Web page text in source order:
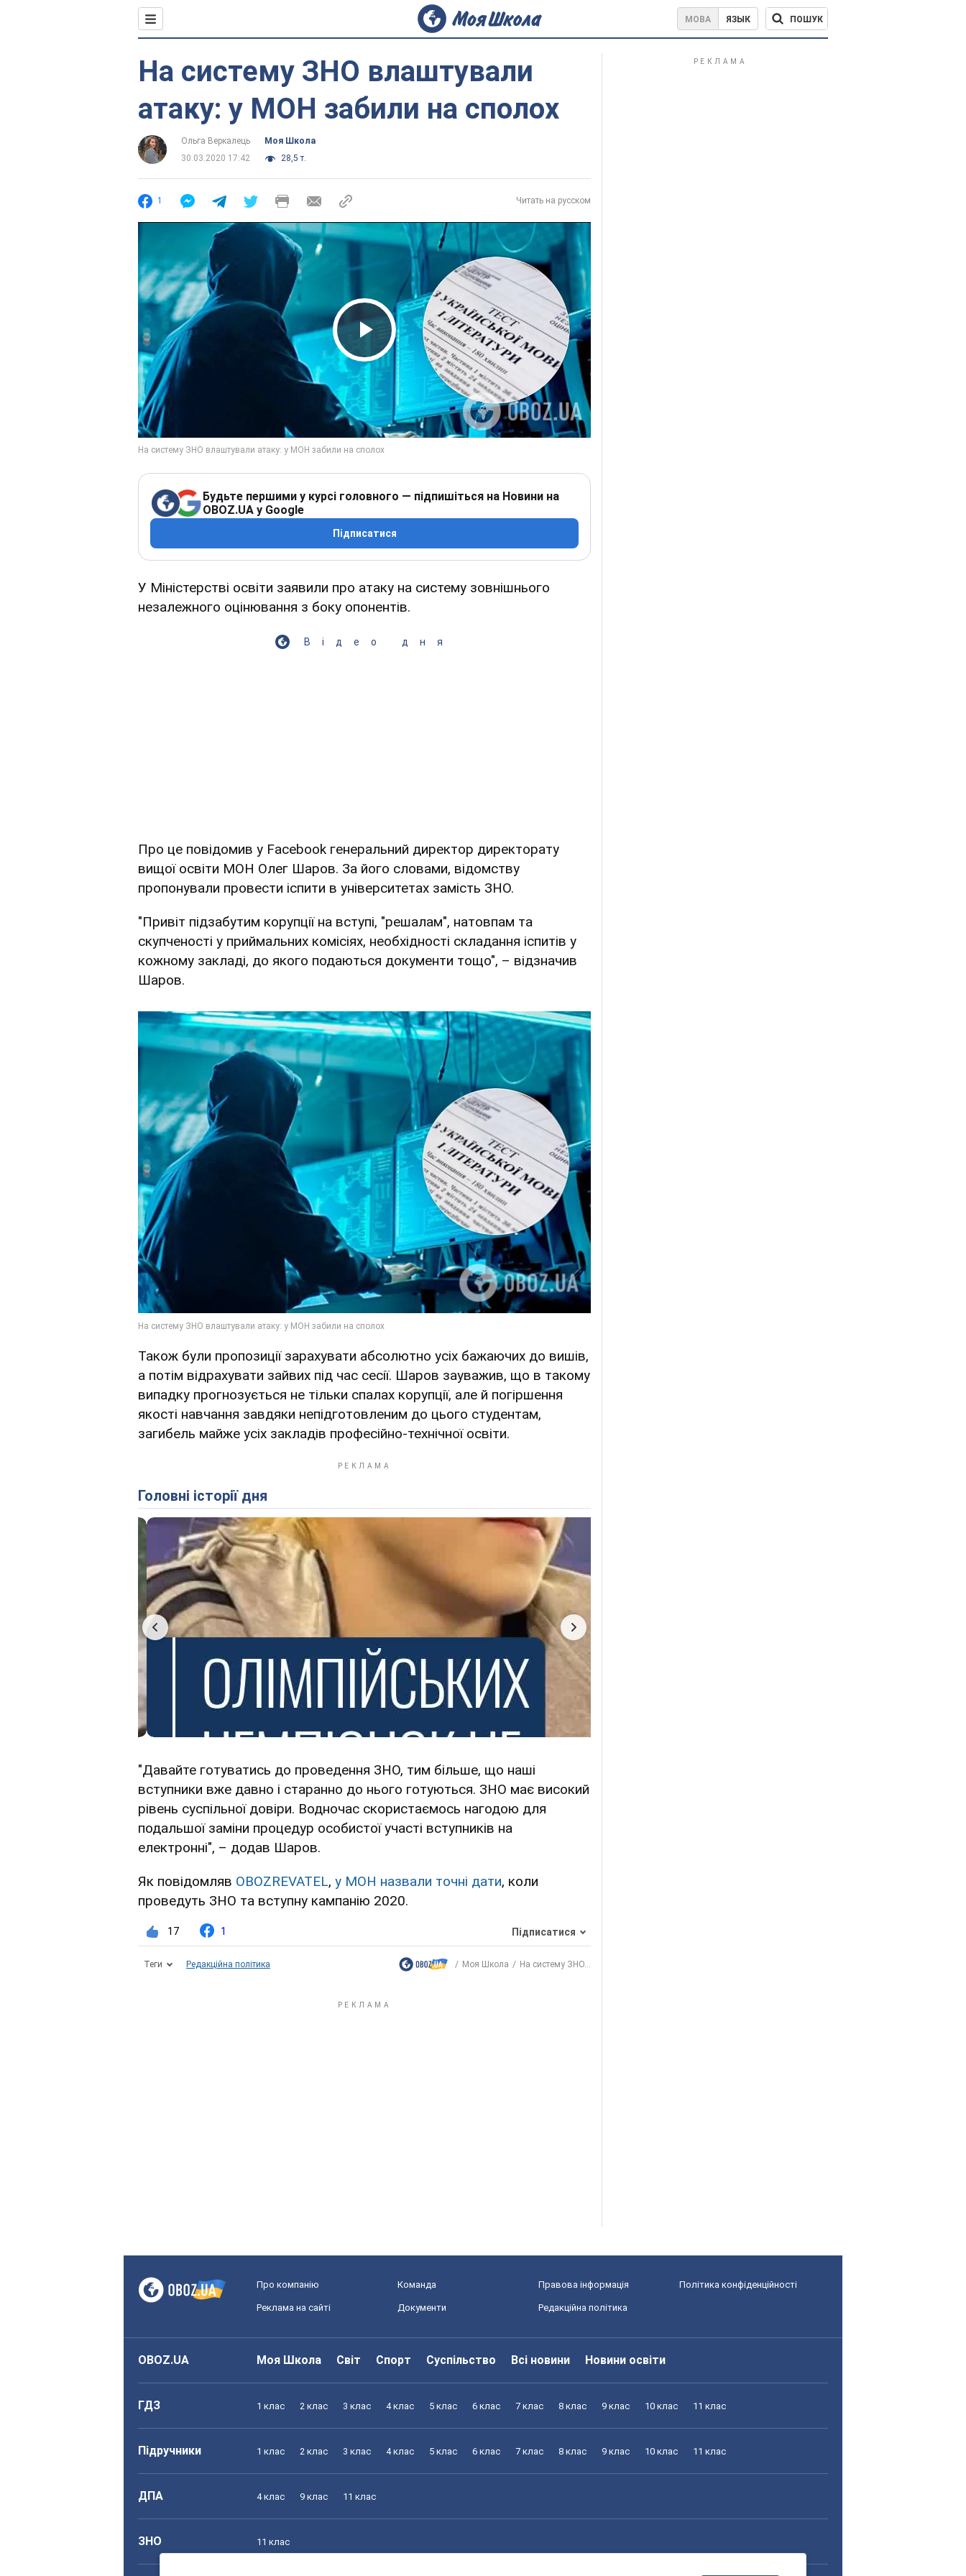
МОВА ЯЗЫК ПОШУК
На систему ЗНО влаштували
атаку: у МОН забили на сполох
Ольга Веркалець
Моя Школа
30.03.2020 17:42
28,5 т.
1 Читать на русском
Play Video
Будьте першими у курсі головного — підпишіться на Новини на
OBOZ.UA у Google
Підписатися
У Міністерстві освіти заявили про атаку на систему зовнішнього
незалежного оцінювання з боку опонентів.
Відео дня
Про це повідомив у Facebook генеральний директор директорату
вищої освіти МОН Олег Шаров. За його словами, відомству
пропонували провести іспити в університетах замість ЗНО.
"Привіт підзабутим корупції на вступі, "решалам", натовпам та
скупченості у приймальних комісіях, необхідності складання іспитів у
кожному закладі, до якого подаються документи тощо", – відзначив
Шаров.
Також були пропозиції зарахувати абсолютно усіх бажаючих до вишів,
а потім відрахувати зайвих під час сесії. Шаров зауважив, що в такому
випадку прогнозується не тільки спалах корупції, але й погіршення
якості навчання завдяки непідготовленим до цього студентам,
загибель майже усіх закладів професійно-технічної освіти.
Головні історії дня
"Давайте готуватись до проведення ЗНО, тим більше, що наші
вступники вже давно і старанно до нього готуються. ЗНО має високий
рівень суспільної довіри. Водночас скористаємось нагодою для
подальшої заміни процедур особистої участі вступників на
електронні", – додав Шаров.
Як повідомляв OBOZREVATEL, у МОН назвали точні дати, коли
проведуть ЗНО та вступну кампанію 2020.
17 1 Підписатися
Теги Редакційна політика Моя Школа На систему ЗНО...
Про компанію Команда Правова інформація Політика конфіденційності
Реклама на сайті Документи Редакційна політика
OBOZ.UA Моя Школа Світ Спорт Суспільство Всі новини Новини освіти
ГДЗ 1 клас 2 клас 3 клас 4 клас 5 клас 6 клас 7 клас 8 клас 9 клас 10 клас 11 клас
Підручники 1 клас 2 клас 3 клас 4 клас 5 клас 6 клас 7 клас 8 клас 9 клас 10 клас 11 клас
ДПА 4 клас 9 клас 11 клас
ЗНО 11 клас